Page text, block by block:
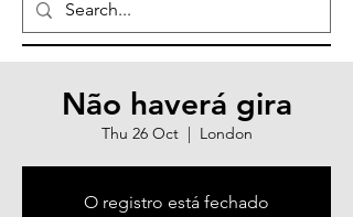
Não haverá gira
Thu 26 Oct
  |
London
O registro está fechado